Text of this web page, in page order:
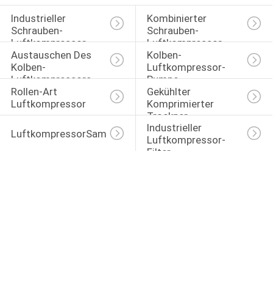
Industrieller
Schrauben-
Luftkompressor
Kombinierter
Schrauben-
Luftkompressor
Austauschen Des
Kolben-
Luftkompressors
Kolben-
Luftkompressor-
Pumpe
Rollen-Art
Luftkompressor
Gekühlter
Komprimierter
Trockner
LuftkompressorSammelbehälterIndustrieller
Luftkompressor-
Filter